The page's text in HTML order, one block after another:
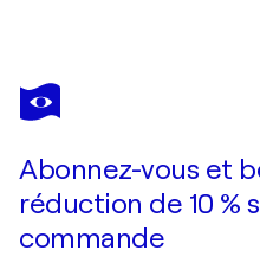
ANDREAS
GARBE
Je passe
Abonnez-vous et
réduction de 10 %
commande